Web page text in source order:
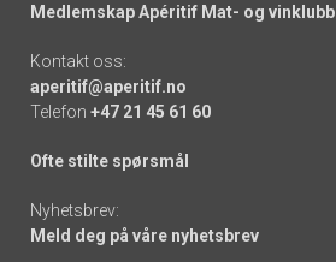
Medlemskap Apéritif Mat- og vinklubb
Kontakt oss:
aperitif@aperitif.no
Telefon +47 21 45 61 60
Ofte stilte spørsmål
Nyhetsbrev:
Meld deg på våre nyhetsbrev